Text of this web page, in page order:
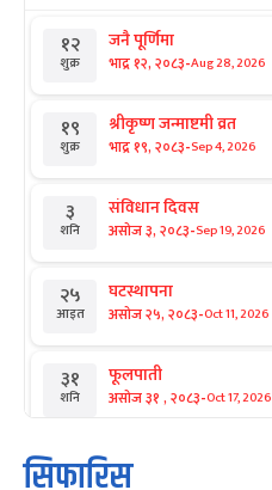
१२
शुक्र
जनै पूर्णिमा
भाद्र १२, २०८३-Aug 28, 2026
१९
शुक्र
श्रीकृष्ण जन्माष्टमी व्रत
भाद्र १९, २०८३-Sep 4, 2026
३
शनि
संविधान दिवस
असोज ३, २०८३-Sep 19, 2026
२५
आइत
घटस्थापना
असोज २५, २०८३-Oct 11, 2026
३१
शनि
फूलपाती
असोज ३१ , २०८३-Oct 17, 2026
१
आइत
कार्तिक सङ्क्रान्ति
कार्तिक १, २०८३
सिफारिस